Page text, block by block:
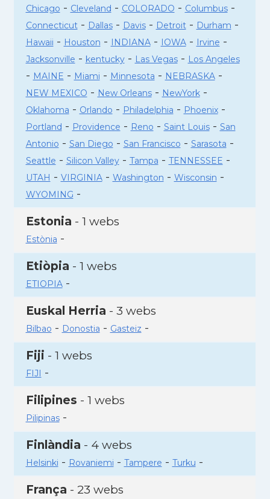
Chicago - Cleveland - COLORADO - Columbus-
Connecticut- Dallas- Davis- Detroit- Durham -
Hawaii - Houston - INDIANA- IOWA- Irvine -
Jacksonville - kentucky- Las Vegas- Los Angeles
- MAINE - Miami - Minnesota - NEBRASKA-
NEW MEXICO - New Orleans- NewYork-
Oklahoma - Orlando - Philadelphia - Phoenix-
Portland - Providence - Reno - Saint Louis- San
Antonio - San Diego - San Francisco - Sarasota -
Seattle - Silicon Valley- Tampa - TENNESSEE -
UTAH - VIRGINIA- Washington - Wisconsin -
WYOMING -
Estonia - 1 webs
Estònia -
Etiòpia - 1 webs
ETIOPIA-
Euskal Herria - 3 webs
Bilbao - Donostia - Gasteiz -
Fiji - 1 webs
FIJI -
Filipines - 1 webs
Pilipinas-
Finlàndia - 4 webs
Helsinki - Rovaniemi - Tampere - Turku -
França - 23 webs